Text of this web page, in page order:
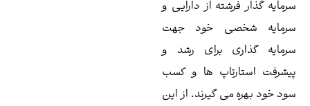
گذار فرشته از دارایی و
شخصی خود جهت
گذاری برای رشد و
استارتاپ ها و کسب
خود بهره می گیرند. از این